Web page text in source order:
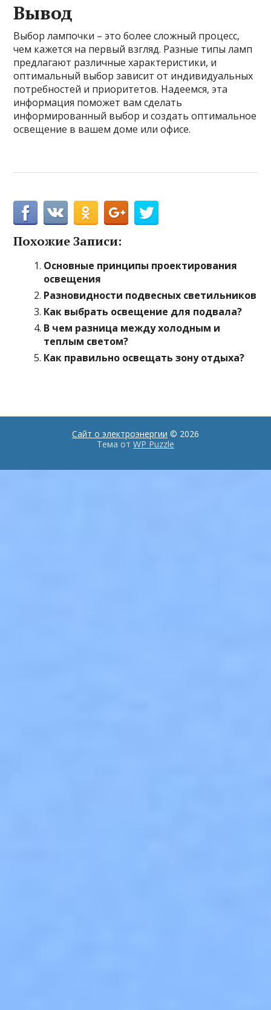
Вывод
Выбор лампочки – это более сложный процесс,
чем кажется на первый взгляд. Разные типы ламп
предлагают различные характеристики, и
оптимальный выбор зависит от индивидуальных
потребностей и приоритетов. Надеемся, эта
информация поможет вам сделать
информированный выбор и создать оптимальное
освещение в вашем доме или офисе.
Похожие Записи:
Основные принципы проектирования
освещения
Разновидности подвесных светильников
Как выбрать освещение для подвала?
В чем разница между холодным и
теплым светом?
Как правильно освещать зону отдыха?
Сайт о электроэнергии © 2026
Тема от WP Puzzle